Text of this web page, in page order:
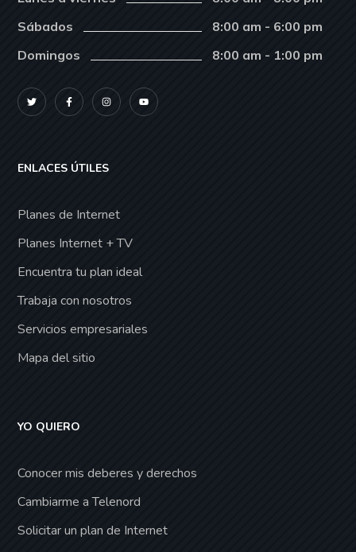
Sábados
8:00 am - 6:00 pm
Domingos
8:00 am - 1:00 pm
ENLACES ÚTILES
Planes de Internet
Planes Internet + TV
Encuentra tu plan ideal
Trabaja con nosotros
Servicios empresariales
Mapa del sitio
YO QUIERO
Conocer mis deberes y derechos
Cambiarme a Telenord
Solicitar un plan de Internet